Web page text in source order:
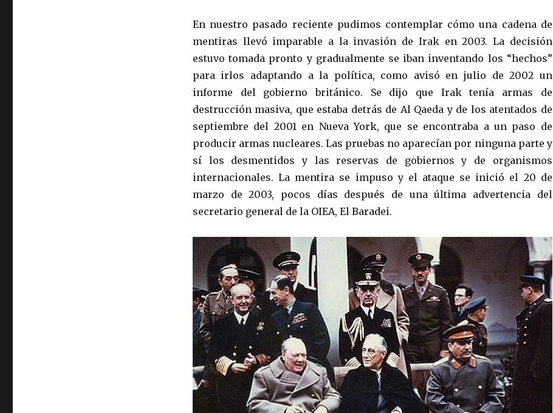
En nuestro pasado reciente pudimos contemplar cómo una cadena de
mentiras llevó imparable a la invasión de Irak en 2003. La decisión
estuvo tomada pronto y gradualmente se iban inventando los “hechos”
para irlos adaptando a la política, como avisó en julio de 2002 un
informe del gobierno británico. Se dijo que Irak tenía armas de
destrucción masiva, que estaba detrás de Al Qaeda y de los atentados de
septiembre del 2001 en Nueva York, que se encontraba a un paso de
producir armas nucleares. Las pruebas no aparecían por ninguna parte y
sí los desmentidos y las reservas de gobiernos y de organismos
internacionales. La mentira se impuso y el ataque se inició el 20 de
marzo de 2003, pocos días después de una última advertencia del
secretario general de la OIEA, El Baradei.